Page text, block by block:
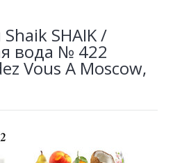
SHAIK /
вода № 422
Vous A Moscow,